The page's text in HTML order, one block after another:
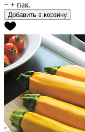
− + пак.
Добавить в корзину